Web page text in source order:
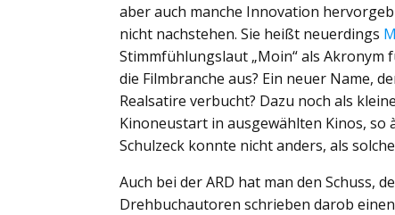
aber auch manche Innovation
nicht nachstehen. Sie heißt neuerdings
Stimmfühlungslaut „Moin“ als Akronym
die Filmbranche aus? Ein neuer Name,
Realsatire verbucht? Dazu noch als
Kinoneustart in ausgewählten Kinos, so
Schulzeck konnte nicht anders, als
Auch bei der ARD hat man den Schuss,
Drehbuchautoren schrieben darob